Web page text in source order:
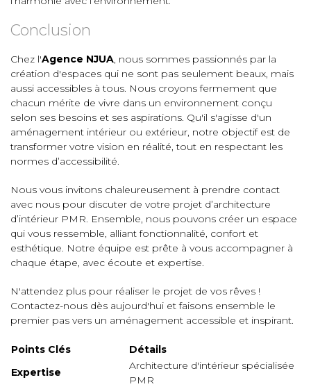
Conclusion
Chez l'Agence NJUA, nous sommes passionnés par la
création d'espaces qui ne sont pas seulement beaux, mais
aussi accessibles à tous. Nous croyons fermement que
chacun mérite de vivre dans un environnement conçu
selon ses besoins et ses aspirations. Qu'il s'agisse d'un
aménagement intérieur ou extérieur, notre objectif est de
transformer votre vision en réalité, tout en respectant les
normes d’accessibilité.
Nous vous invitons chaleureusement à prendre contact
avec nous pour discuter de votre projet d’architecture
d’intérieur PMR. Ensemble, nous pouvons créer un espace
qui vous ressemble, alliant fonctionnalité, confort et
esthétique. Notre équipe est prête à vous accompagner à
chaque étape, avec écoute et expertise.
N'attendez plus pour réaliser le projet de vos rêves !
Contactez-nous dès aujourd'hui et faisons ensemble le
premier pas vers un aménagement accessible et inspirant.
Points Clés
Détails
Expertise
Architecture d'intérieur spécialisée
PMR